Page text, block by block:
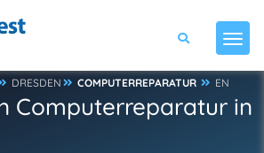
DRESDEN COMPUTERREPARATUR EN
Computerreparatur in